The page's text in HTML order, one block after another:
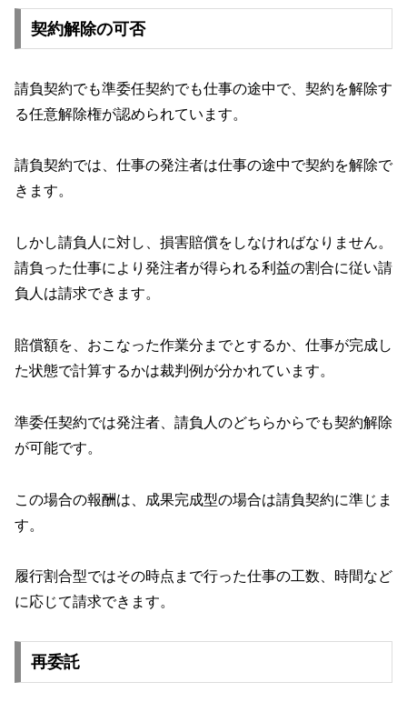
契約解除の可否
請負契約でも準委任契約でも仕事の途中で、契約を解除す
る任意解除権が認められています。
請負契約では、仕事の発注者は仕事の途中で契約を解除で
きます。
しかし請負人に対し、損害賠償をしなければなりません。
請負った仕事により発注者が得られる利益の割合に従い請
負人は請求できます。
賠償額を、おこなった作業分までとするか、仕事が完成し
た状態で計算するかは裁判例が分かれています。
準委任契約では発注者、請負人のどちらからでも契約解除
が可能です。
この場合の報酬は、成果完成型の場合は請負契約に準じま
す。
履行割合型ではその時点まで行った仕事の工数、時間など
に応じて請求できます。
再委託